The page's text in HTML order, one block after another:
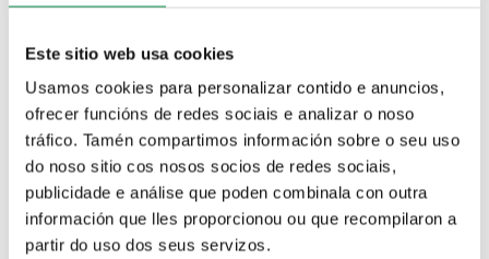
Este sitio web usa cookies
Usamos cookies para personalizar contido e anuncios,
ofrecer funcións de redes sociais e analizar o noso
tráfico. Tamén compartimos información sobre o seu uso
do noso sitio cos nosos socios de redes sociais,
publicidade e análise que poden combinala con outra
información que lles proporcionou ou que recompilaron a
partir do uso dos seus servizos.
Solicitud de plaza en las Escuelas infantiles municipales
Agenda